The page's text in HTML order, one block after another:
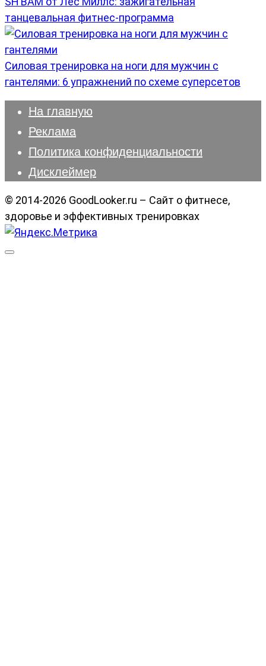
танцевальная фитнес-программа
Силовая тренировка на ноги для мужчин с
гантелями: 6 упражнений по схеме суперсетов
На главную
Реклама
Политика конфиденциальности
Дисклеймер
© 2014-2026 GoodLooker.ru – Сайт о фитнесе,
здоровье и эффективных тренировках